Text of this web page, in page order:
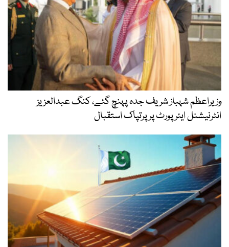
وزیراعظم شہباز شریف جدہ پہنچ گئے، کنگ عبدالعزیز
انٹرنیشنل ایئر پورٹ پر پرتپاک استقبال